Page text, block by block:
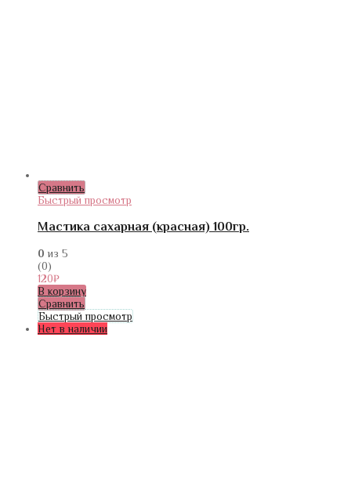
Сравнить
Быстрый просмотр
Мастика сахарная (красная) 100гр.
0 из 5
(0)
120₽
В корзину
Сравнить
Быстрый просмотр
Нет в наличии